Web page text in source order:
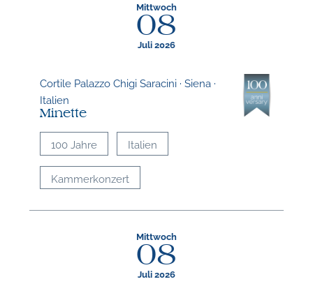
Mittwoch
08
Juli 2026
Cortile Palazzo Chigi Saracini · Siena ·
Italien
Minette
100 Jahre Italien
Kammerkonzert
Mittwoch
08
Juli 2026